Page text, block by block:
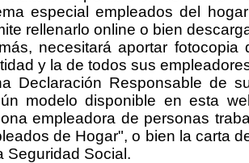
especial empleados del
rellenarlo online o bien
necesitará aportar
y la de todos sus
Declaración Responsable de
modelo disponible en esta
empleadora de personas
de Hogar", o bien la carta
Seguridad Social.